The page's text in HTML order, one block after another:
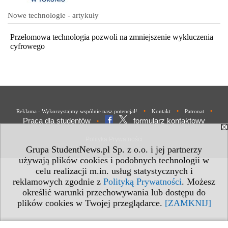
Grupa StudentNews.pl Sp. z o.o. i jej partnerzy
używają plików cookies i podobnych technologii w
celu realizacji m.in. usług statystycznych i
reklamowych zgodnie z Polityką Prywatności. Możesz
określić warunki przechowywania lub dostępu do
plików cookies w Twojej przeglądarce. [ZAMKNIJ]
Nowe technologie - artykuły
Przełomowa technologia pozwoli na zmniejszenie wykluczenia
cyfrowego
Reklama - Wykorzystajmy wspólnie nasz potencjał! • Kontakt • Patronat •
Praca dla studentów • formularz kontaktowy